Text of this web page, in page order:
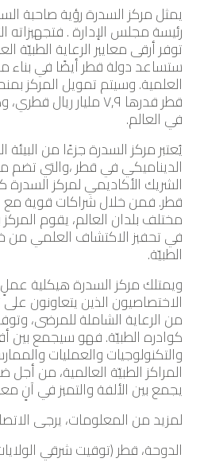
يمثل مركز السدرة رؤية صاحبة
رئيسة مجلس الإدارة . فتجهيزاته
توفر أرقى معايير الرعاية الطبيّة
ستساعد دولة قطر أيضًا في بناء
العلمية. وسيتم تمويل
قطر قدرها ٧,٩ مليار
في العالم.
يُعتبر مركز السدرة جزءًا من البيئة
الديناميكي في قطر ،والتي تضم
الشريك الأكاديمي لمركز
قطر. فمن خلال شراكات قوية مع
مختلف بلدان العالم، يقوم
في تحفيز الاكتشاف العلمي من
الطبيّة.
ويمتلك مركز السدرة هيكلية
الاختصاصيون الذين يتعاونون
من الرعاية الشاملة للمرضى،
كوادره الطبيّة. فهو سيجمع بين
والتكنولوجيات والعمليات
المراكز الطبيّة العالمية، من
يجمع بين الألفة والتميز في آنٍ
لمزيد من المعلومات، يرجى
الدوحة، قطر (توقيت شرقي الولايات